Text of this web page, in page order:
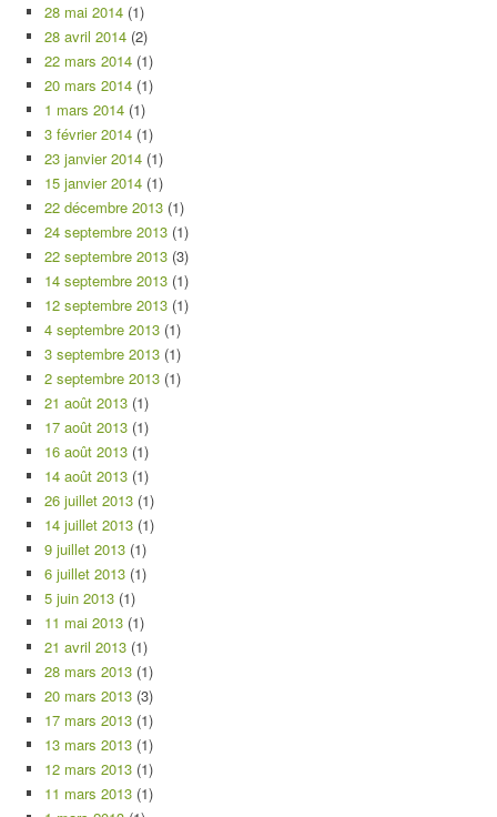
28 mai 2014 (1)
28 avril 2014 (2)
22 mars 2014 (1)
20 mars 2014 (1)
1 mars 2014 (1)
3 février 2014 (1)
23 janvier 2014 (1)
15 janvier 2014 (1)
22 décembre 2013 (1)
24 septembre 2013 (1)
22 septembre 2013 (3)
14 septembre 2013 (1)
12 septembre 2013 (1)
4 septembre 2013 (1)
3 septembre 2013 (1)
2 septembre 2013 (1)
21 août 2013 (1)
17 août 2013 (1)
16 août 2013 (1)
14 août 2013 (1)
26 juillet 2013 (1)
14 juillet 2013 (1)
9 juillet 2013 (1)
6 juillet 2013 (1)
5 juin 2013 (1)
11 mai 2013 (1)
21 avril 2013 (1)
28 mars 2013 (1)
20 mars 2013 (3)
17 mars 2013 (1)
13 mars 2013 (1)
12 mars 2013 (1)
11 mars 2013 (1)